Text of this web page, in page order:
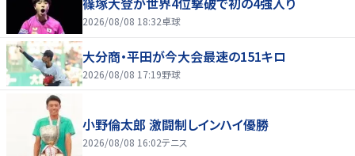
2026/08/08 18:32卓球
大分商・平田が今大会最速の151キロ
2026/08/08 17:19野球
小野倫太郎 激闘制しインハイ優勝
2026/08/08 16:02テニス